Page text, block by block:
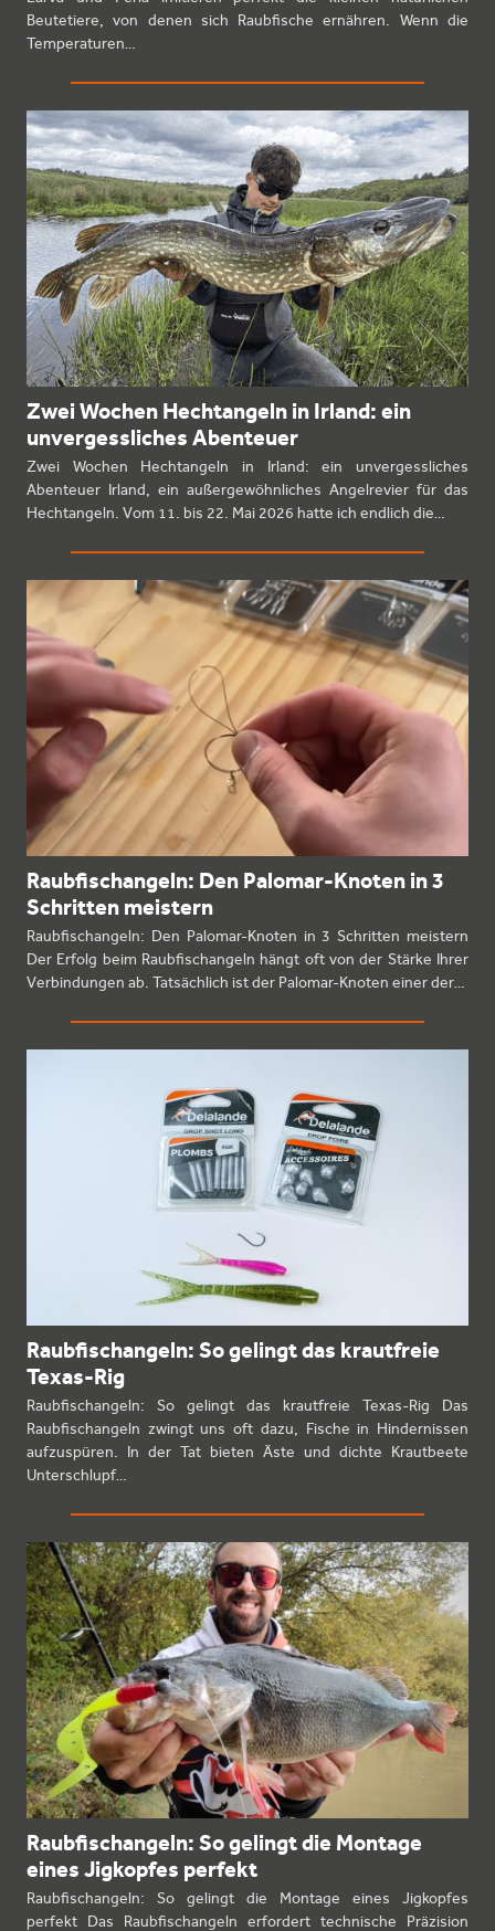
Beutetiere, von denen sich Raubfische ernähren. Wenn die
Temperaturen…
Zwei Wochen Hechtangeln in Irland: ein
unvergessliches Abenteuer
Zwei Wochen Hechtangeln in Irland: ein unvergessliches
Abenteuer Irland, ein außergewöhnliches Angelrevier für das
Hechtangeln. Vom 11. bis 22. Mai 2026 hatte ich endlich die…
Raubfischangeln: Den Palomar-Knoten in 3
Schritten meistern
Raubfischangeln: Den Palomar-Knoten in 3 Schritten meistern
Der Erfolg beim Raubfischangeln hängt oft von der Stärke Ihrer
Verbindungen ab. Tatsächlich ist der Palomar-Knoten einer der…
Raubfischangeln: So gelingt das krautfreie
Texas-Rig
Raubfischangeln: So gelingt das krautfreie Texas-Rig Das
Raubfischangeln zwingt uns oft dazu, Fische in Hindernissen
aufzuspüren. In der Tat bieten Äste und dichte Krautbeete
Unterschlupf…
Raubfischangeln: So gelingt die Montage
eines Jigkopfes perfekt
Raubfischangeln: So gelingt die Montage eines Jigkopfes
perfekt Das Raubfischangeln erfordert technische Präzision